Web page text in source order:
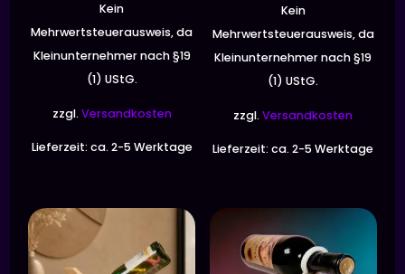
Kein
Mehrwertsteuerausweis, da
Kleinunternehmer nach §19
(1) UStG.
zzgl. Versandkosten
Lieferzeit: ca. 2-5 Werktage
war:
14,90 €10,90
Kein
Mehrwertsteuerausweis, da
Kleinunternehmer nach §19
(1) UStG.
zzgl.Versandkosten
Lieferzeit:ca. 2-5 Werktage